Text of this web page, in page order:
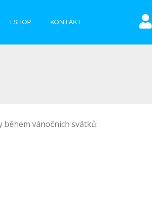
ESHOP KONTAKT
vánočních svátků: